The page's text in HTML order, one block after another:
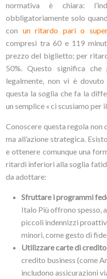
normativa è chiara:
obbligatoriamente solo
con un ritardo pari o
compresi tra 60 e 119
prezzo del biglietto; per
50%. Questo significa
legalmente, non vi è
questa la soglia che fa la
un semplice « ci scusiamo per
Conoscere questa regola non
ma all’azione strategica.
e ottenere comunque una
ritardi inferiori alla soglia
da adottare:
Sfruttare i programmi
Italo Più offrono spesso,
piccoli indennizzi
minori, come gesto di
Utilizzare carte di
credito business (come
includono assicurazioni